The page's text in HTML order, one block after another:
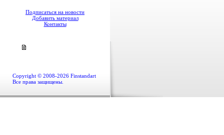
Подписаться на новости
Добавить материал
Контакты
Copyright © 2008-2026 Finstandart
Все права защищены.